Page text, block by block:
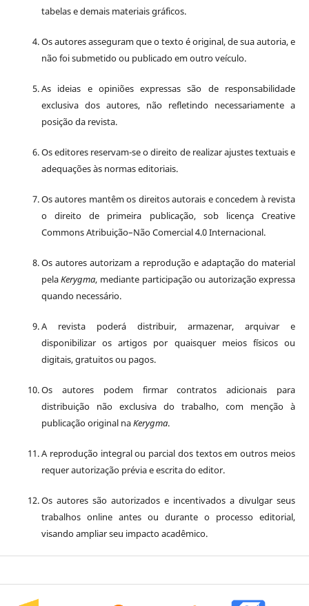
tabelas e demais materiais gráficos.
Os autores asseguram que o texto é original, de sua autoria, e
não foi submetido ou publicado em outro veículo.
As ideias e opiniões expressas são de responsabilidade
exclusiva dos autores, não refletindo necessariamente a
posição da revista.
Os editores reservam-se o direito de realizar ajustes textuais e
adequações às normas editoriais.
Os autores mantêm os direitos autorais e concedem à revista
o direito de primeira publicação, sob licença Creative
Commons Atribuição–Não Comercial 4.0 Internacional.
Os autores autorizam a reprodução e adaptação do material
pelaKerygma, mediante participação ou autorização expressa
quando necessário.
A revista poderá distribuir, armazenar, arquivar e
disponibilizar os artigos por quaisquer meios físicos ou
digitais, gratuitos ou pagos.
Os autores podem firmar contratos adicionais para
distribuição não exclusiva do trabalho, com menção à
publicação original naKerygma.
A reprodução integral ou parcial dos textos em outros meios
requer autorização prévia e escrita do editor.
Os autores são autorizados e incentivados a divulgar seus
trabalhos online antes ou durante o processo editorial,
visando ampliar seu impacto acadêmico.